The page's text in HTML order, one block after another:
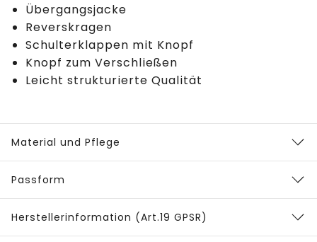
Übergangsjacke
Reverskragen
Schulterklappen mit Knopf
Knopf zum Verschließen
Leicht strukturierte Qualität
Material und Pflege
Passform
Herstellerinformation (Art.19 GPSR)